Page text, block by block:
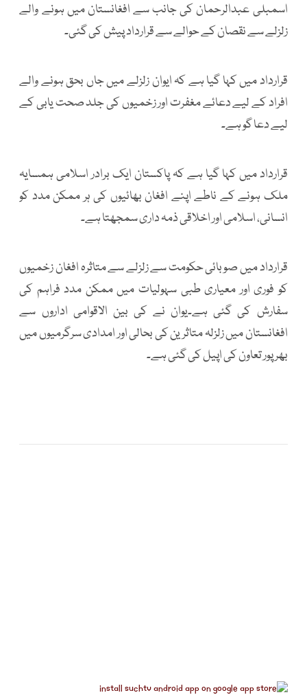
اسمبلی عبدالرحمان کی جانب سے افغانستان میں ہونے والے
زلزلے سے نقصان کے حوالے سے قرارداد پیش کی گئی۔
قرارداد میں کہا گیا ہے کہ ایوان زلزلے میں جاں بحق ہونے والے
افراد کے لیے دعائے مغفرت اور زخمیوں کی جلد صحت یابی کے
لیے دعا گو ہے۔
قرارداد میں کہا گیا ہے کہ پاکستان ایک برادر اسلامی ہمسایہ
ملک ہونے کے ناطے اپنے افغان بھائیوں کی ہر ممکن مدد کو
انسانی، اسلامی اور اخلاقی ذمہ داری سمجھتا ہے۔
قرارداد میں صوبائی حکومت سے زلزلے سے متاثرہ افغان زخمیوں
کو فوری اور معیاری طبی سہولیات میں ممکن مدد فراہم کی
سفارش کی گئی ہے۔یوان نے کی بین الاقوامی اداروں سے
افغانستان میں زلزلہ متاثرین کی بحالی اور امدادی سرگرمیوں میں
بھر پور تعاون کی اپیل کی گئی ہے۔